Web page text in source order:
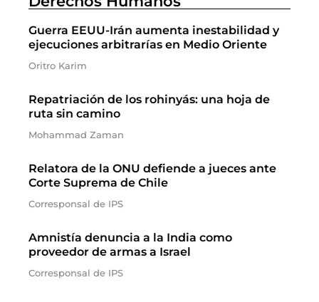
Guerra EEUU-Irán aumenta inestabilidad y
ejecuciones arbitrarías en Medio Oriente
Oritro Karim
Repatriación de los rohinyás: una hoja de
ruta sin camino
Mohammad Zaman
Relatora de la ONU defiende a jueces ante
Corte Suprema de Chile
Corresponsal de IPS
Amnistía denuncia a la India como
proveedor de armas a Israel
Corresponsal de IPS